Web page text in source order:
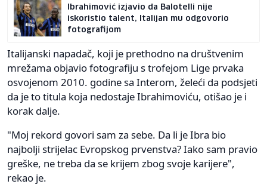
Ibrahimović izjavio da Balotelli nije
iskoristio talent, Italijan mu odgovorio
fotografijom
Italijanski napadač, koji je prethodno na društvenim
mrežama objavio fotografiju s trofejom Lige prvaka
osvojenom 2010. godine sa Interom, želeći da podsjeti
da je to titula koja nedostaje Ibrahimoviću, otišao je i
korak dalje.
"Moj rekord govori sam za sebe. Da li je Ibra bio
najbolji strijelac Evropskog prvenstva? Iako sam pravio
greške, ne treba da se krijem zbog svoje karijere",
rekao je.